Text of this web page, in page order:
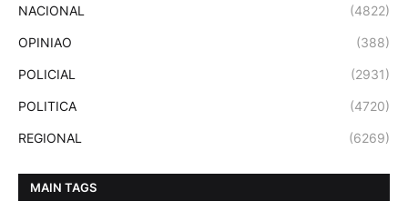
NACIONAL (4822)
OPINIAO (388)
POLICIAL (2931)
POLITICA (4720)
REGIONAL (6269)
MAIN TAGS